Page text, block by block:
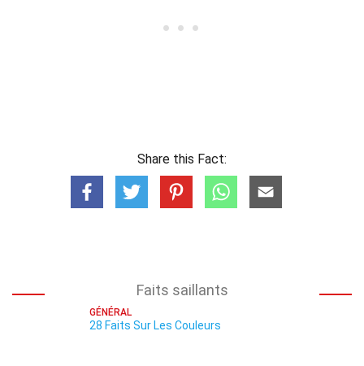
Share this Fact:
Faits saillants
GÉNÉRAL
28 Faits Sur Les Couleurs